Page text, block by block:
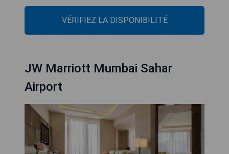
VÉRIFIEZ LA DISPONIBILITÉ
JW Marriott Mumbai Sahar
Airport